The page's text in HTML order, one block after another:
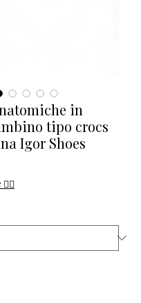
in
tipo crocs
Igor Shoes